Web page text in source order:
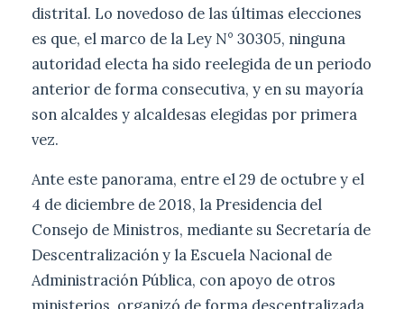
distrital. Lo novedoso de las últimas elecciones
es que, el marco de la Ley N° 30305, ninguna
autoridad electa ha sido reelegida de un periodo
anterior de forma consecutiva, y en su mayoría
son alcaldes y alcaldesas elegidas por primera
vez.
Ante este panorama, entre el 29 de octubre y el
4 de diciembre de 2018, la Presidencia del
Consejo de Ministros, mediante su Secretaría de
Descentralización y la Escuela Nacional de
Administración Pública, con apoyo de otros